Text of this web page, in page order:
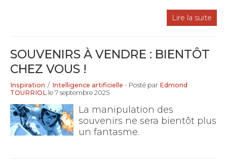
Lire la suite
SOUVENIRS À VENDRE : BIENTÔT
CHEZ VOUS !
Inspiration / Intelligence artificielle - Posté par Edmond
TOURRIOL le 7 septembre 2025
La manipulation des
souvenirs ne sera bientôt plus
un fantasme.